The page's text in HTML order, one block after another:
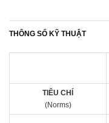
THÔNG SỐ KỸ THUẬT
TIÊU CHÍ
(Norms)